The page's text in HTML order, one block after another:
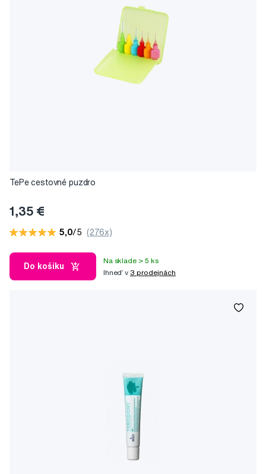
TePe cestovné puzdro
1,35 €
5,0/5 (276x)
Do košíku
Na sklade > 5 ks
Ihneď v 3 prodejnách